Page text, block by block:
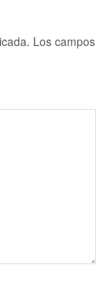
Los campos